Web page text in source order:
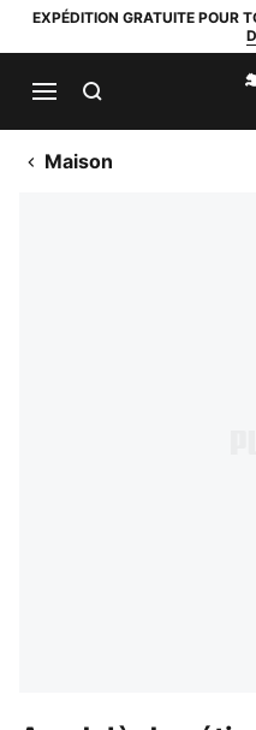
EXPÉDITION GRATUITE POUR
Maison